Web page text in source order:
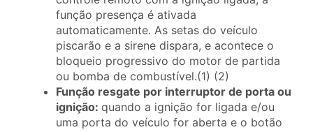
função presença é ativada
automaticamente. As setas do veículo
piscarão e a sirene dispara, e acontece o
bloqueio progressivo do motor de partida
ou bomba de combustível.(1) (2)
Função resgate por interruptor de porta ou
ignição: quando a ignição for ligada e/ou
uma porta do veículo for aberta e o botão